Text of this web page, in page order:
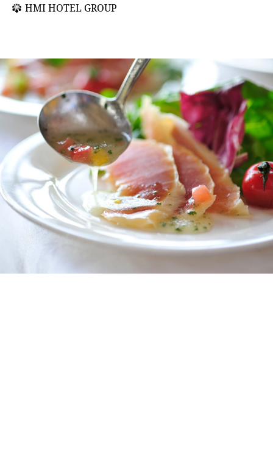
HMI HOTEL GROUP